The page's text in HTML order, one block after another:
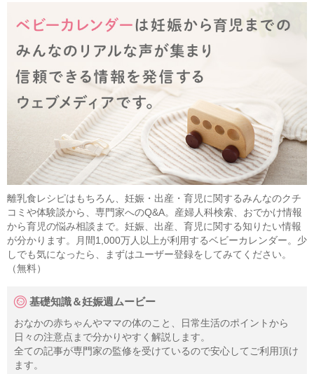
離乳食レシピはもちろん、妊娠・出産・育児に関するみんなのクチ
コミや体験談から、専門家へのQ&A。産婦人科検索、おでかけ情報
から育児の悩み相談まで。妊娠、出産、育児に関する知りたい情報
が分かります。月間1,000万人以上が利用するベビーカレンダー。少
しでも気になったら、まずはユーザー登録をしてみてください。
（無料）
基礎知識＆妊娠週ムービー
おなかの赤ちゃんやママの体のこと、日常生活のポイントから
日々の注意点まで分かりやすく解説します。
全ての記事が専門家の監修を受けているので安心してご利用頂け
ます。